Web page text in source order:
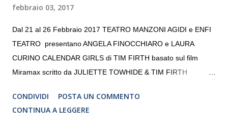
febbraio 03, 2017
Dal 21 al 26 Febbraio 2017 TEATRO MANZONI AGIDI e ENFI
TEATRO presentano ANGELA FINOCCHIARO e LAURA
CURINO CALENDAR GIRLS di TIM FIRTH basato sul film
Miramax scritto da JULIETTE TOWHIDE & TIM FIRTH
CRISTINA PEZZOLI
CONDIVIDI
POSTA UN COMMENTO
CONTINUA A LEGGERE